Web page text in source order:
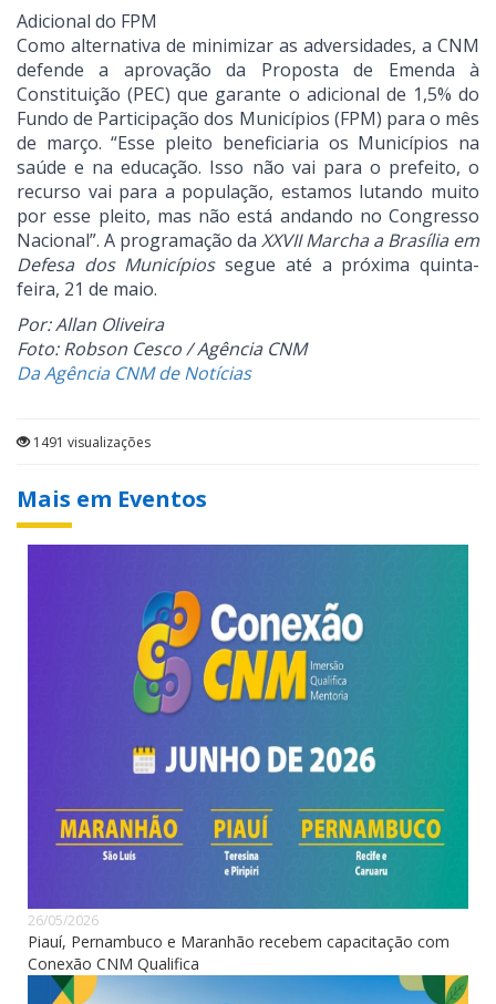
Adicional do FPM
Como alternativa de minimizar as adversidades, a CNM
defende a aprovação da Proposta de Emenda à
Constituição (PEC) que garante o adicional de 1,5% do
Fundo de Participação dos Municípios (FPM) para o mês
de março. “Esse pleito beneficiaria os Municípios na
saúde e na educação. Isso não vai para o prefeito, o
recurso vai para a população, estamos lutando muito
por esse pleito, mas não está andando no Congresso
Nacional”. A programação da XXVII Marcha a Brasília em
Defesa dos Municípiossegue até a próxima quinta-
feira, 21 de maio.
Por: Allan Oliveira
Foto: Robson Cesco / Agência CNM
Da Agência CNM de Notícias
1491 visualizações
Mais em Eventos
26/05/2026
Piauí, Pernambuco e Maranhão recebem capacitação com
Conexão CNM Qualifica